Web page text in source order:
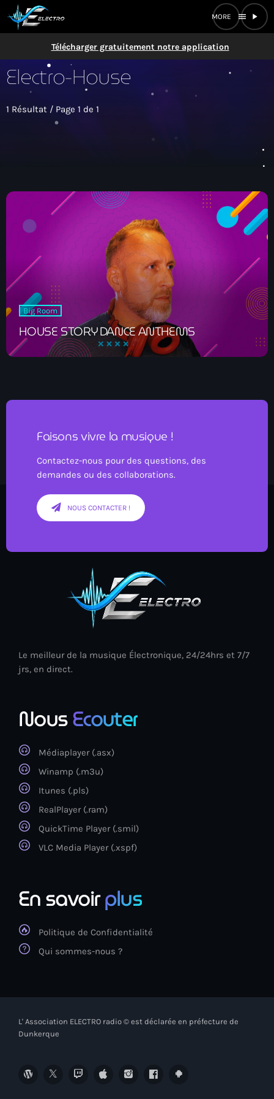
Obtenez l'application ELECTRO Radio pour une meilleure expérience
Télécharger gratuitement notre application
×
menu
play_arrow
close
ELECTRO Radio
CTKOI ?
MUSIC
NEWS
PROGRAMMES
CONTACT
ELECTRO RADIO dans votre enceinte
ALEXA
Electro Radio est désormais disponible
sur www.radio.fr !
ELECTRO radio est désormais
disponible sur DEEZER gratuitement
Electro-House
1 Résultat / Page 1 de 1
Big Room
HOUSE STORY DANCE ANTHEMS
Faisons vivre la musique !
Contactez-nous pour des questions, des
demandes ou des collaborations.
NOUS CONTACTER !
Le meilleur de la musique Électronique, 24/24hrs et 7/7
jrs, en direct.
NousEcouter
Médiaplayer (.asx)
Winamp (.m3u)
Itunes (.pls)
RealPlayer (.ram)
QuickTime Player (.smil)
VLC Media Player (.xspf)
En savoirplus
Politique de Confidentialité
Qui sommes-nous ?
L' Association ELECTRO radio © est déclarée en préfecture de
Dunkerque